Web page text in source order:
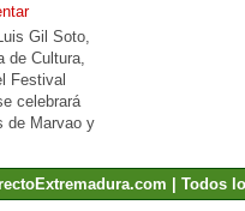
Gil Soto,
de Cultura,
Festival
celebrará
de Marvao y
| Todos